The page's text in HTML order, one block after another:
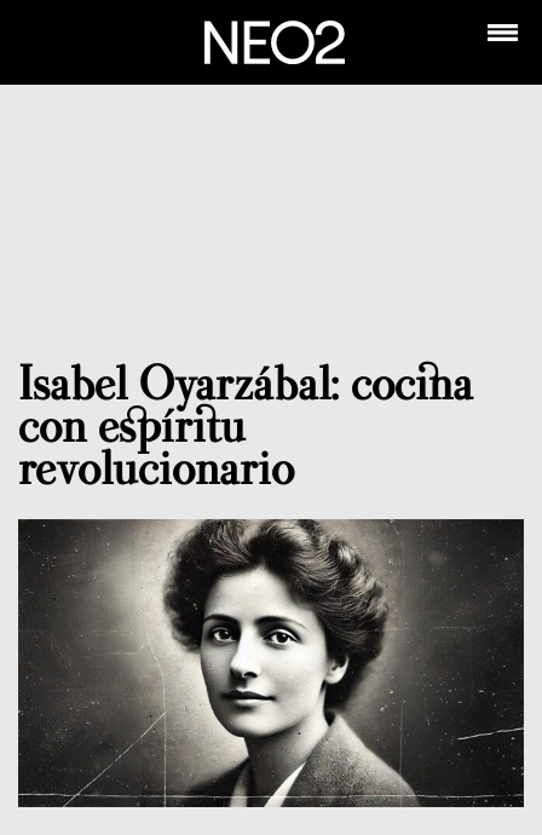
Isabel Oyarzábal: cocina
con espíritu
revolucionario